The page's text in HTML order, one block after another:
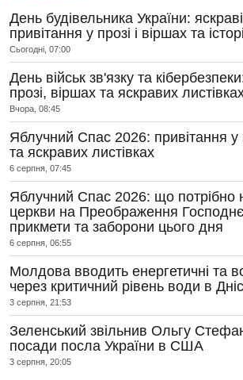
День будівельника України:
привітання у прозі і віршах та
Сьогодні, 07:00
День військ зв'язку та
прозі, віршах та яскравих
Вчора, 08:45
Яблучний Спас 2026: привітання у
та яскравих листівках
6 серпня, 07:45
Яблучний Спас 2026: що потрібно
церкви на Преображення
прикмети та заборони цього дня
6 серпня, 06:55
Молдова вводить енергетичні та
через критичний рівень води в
3 серпня, 21:53
Зеленський звільнив Ольгу
посади посла України в США
3 серпня, 20:05